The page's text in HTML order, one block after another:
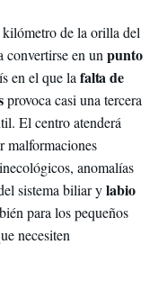
de la orilla del
convertirse en un punto
en el que la falta de
provoca casi una tercera
El centro atenderá
malformaciones
anomalías
sistema biliar ylabio
para los pequeños
necesiten